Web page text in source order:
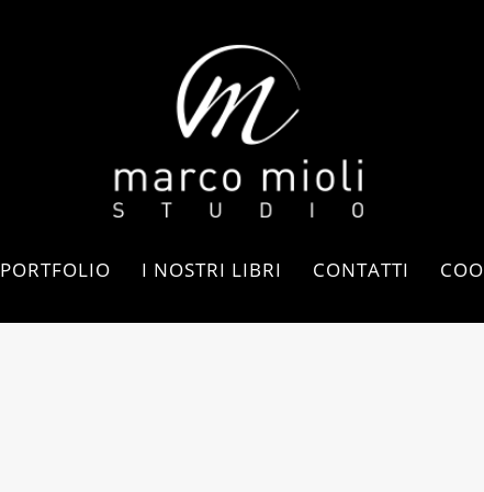
PORTFOLIO I NOSTRI LIBRI CONTATTI